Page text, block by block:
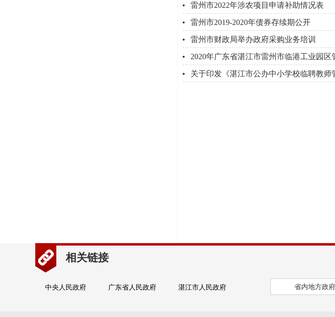
雷州市2022年涉农项目申请补助情况表
雷州市2019-2020年债券存续期公开
雷州市财政局举办政府采购业务培训
2020年广东省湛江市雷州市临港工业园
关于印发《湛江市公办中小学校临聘教师
相关链接
中央人民政府 广东省人民政府 湛江市人民政府 省内地方政